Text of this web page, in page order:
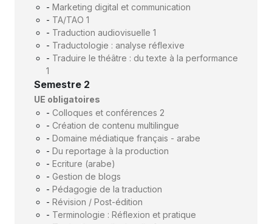
- Marketing digital et communication
- TA/TAO 1
- Traduction audiovisuelle 1
- Traductologie : analyse réflexive
- Traduire le théâtre : du texte à la performance
1
Semestre 2
UE obligatoires
- Colloques et conférences 2
- Création de contenu multilingue
- Domaine médiatique français - arabe
- Du reportage à la production
- Ecriture (arabe)
- Gestion de blogs
- Pédagogie de la traduction
- Révision / Post-édition
- Terminologie : Réflexion et pratique